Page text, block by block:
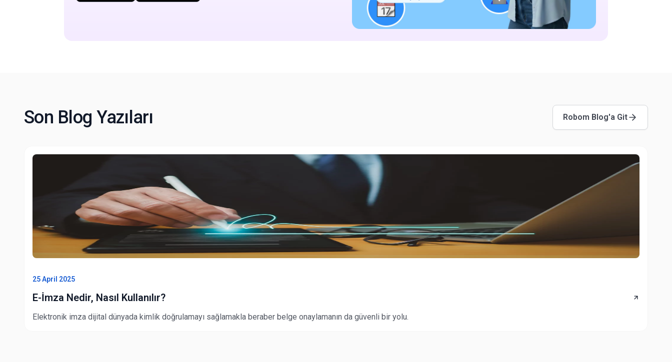
Son Blog Yazıları Robom Blog'a Git
25 April 2025
E-İmza Nedir, Nasıl Kullanılır?
Elektronik imza dijital dünyada kimlik doğrulamayı sağlamakla beraber belge onaylamanın da güvenli bir yolu.